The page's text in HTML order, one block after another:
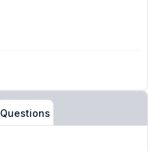
Questions